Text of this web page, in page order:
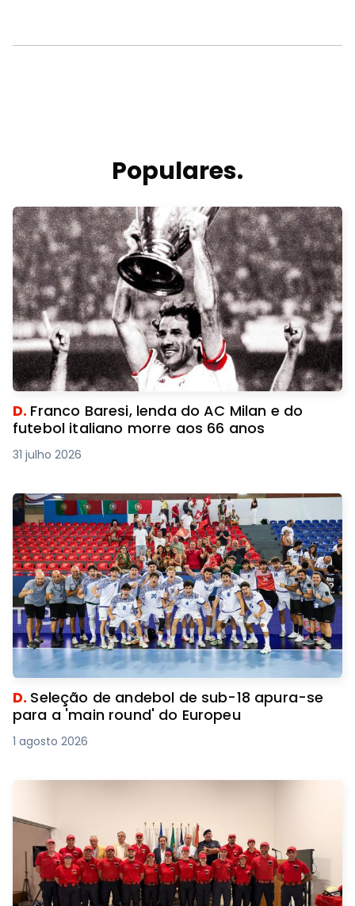
Populares.
D. Franco Baresi, lenda do AC Milan e do
futebol italiano morre aos 66 anos
31 julho 2026
D. Seleção de andebol de sub-18 apura-se
para a 'main round' do Europeu
1 agosto 2026